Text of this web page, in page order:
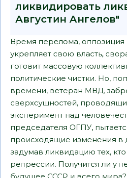
ликвидировать
Августин Ангелов"
Время перелома, оппозиция
укрепляет свою власть,
готовит массовую
политические чистки. Но,
времени, ветеран МВД,
сверхсущностей,
эксперимент над
председателя ОГПУ,
происходящие изменения в
задумав ликвидацию тех,
репрессии. Получится ли у